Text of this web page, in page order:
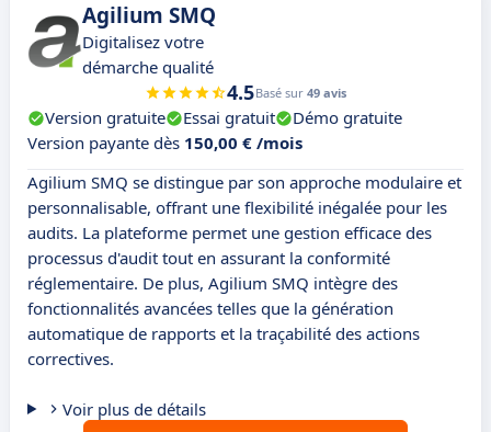
Agilium SMQ
Digitalisez votre
démarche qualité
4.5Basé sur 49 avis
Version gratuite Essai gratuit
Démo gratuite
Version payante dès 150,00 € /mois
Agilium SMQ se distingue par son approche modulaire et
personnalisable, offrant une flexibilité inégalée pour les
audits. La plateforme permet une gestion efficace des
processus d'audit tout en assurant la conformité
réglementaire. De plus, Agilium SMQ intègre des
fonctionnalités avancées telles que la génération
automatique de rapports et la traçabilité des actions
correctives.
Voir plus de détails